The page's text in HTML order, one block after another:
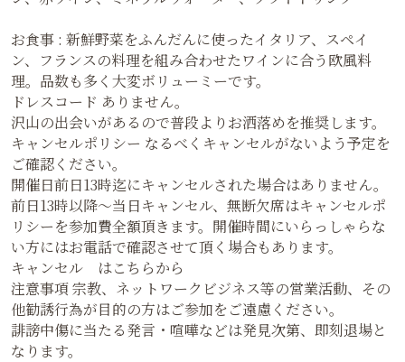
お食事 : 新鮮野菜をふんだんに使ったイタリア、スペイ
ン、フランスの料理を組み合わせたワインに合う欧風料
理。品数も多く大変ボリューミーです。
ドレスコード ありません。
沢山の出会いがあるので普段よりお洒落めを推奨します。
キャンセルポリシー なるべくキャンセルがないよう予定を
ご確認ください。
開催日前日13時迄にキャンセルされた場合はありません。
前日13時以降〜当日キャンセル、無断欠席はキャンセルポ
リシーを参加費全額頂きます。開催時間にいらっしゃらな
い方にはお電話で確認させて頂く場合もあります。
キャンセル はこちらから
注意事項 宗教、ネットワークビジネス等の営業活動、その
他勧誘行為が目的の方はご参加をご遠慮ください。
誹謗中傷に当たる発言・喧嘩などは発見次第、即刻退場と
なります。